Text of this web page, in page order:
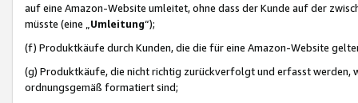
auf eine Amazon-Website umleitet, ohne dass der Kunde auf der
müsste (eine „ Umleitung“);
(f) Produktkäufe durch Kunden, die die für eine Amazon-Website
(g) Produktkäufe, die nicht richtig zurückverfolgt und erfasst werden,
ordnungsgemäß formatiert sind;